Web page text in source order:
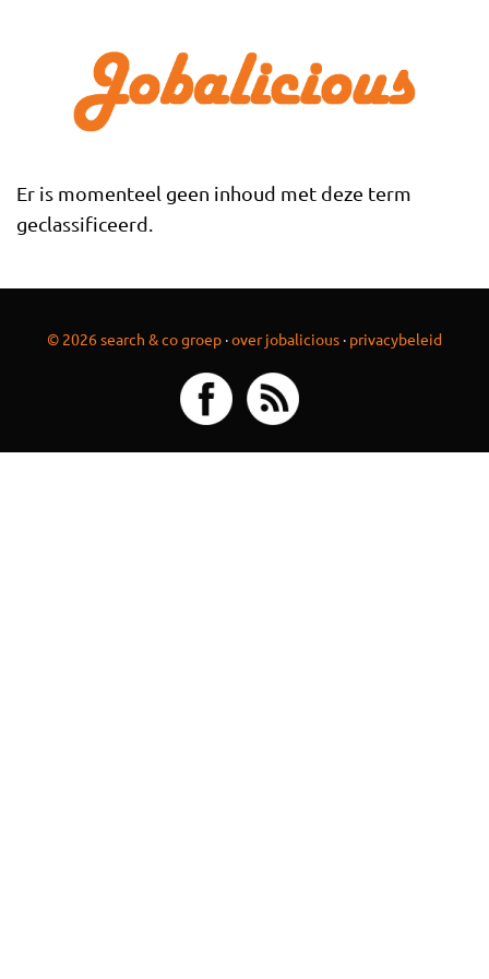
Er is momenteel geen inhoud met deze term
geclassificeerd.
© 2026 search & co groep ·over jobalicious · privacybeleid